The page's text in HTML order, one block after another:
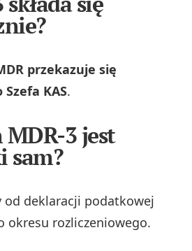
przekazuje się
KAS.
3 jest
sam?
od deklaracji podatkowej
okresu rozliczeniowego.